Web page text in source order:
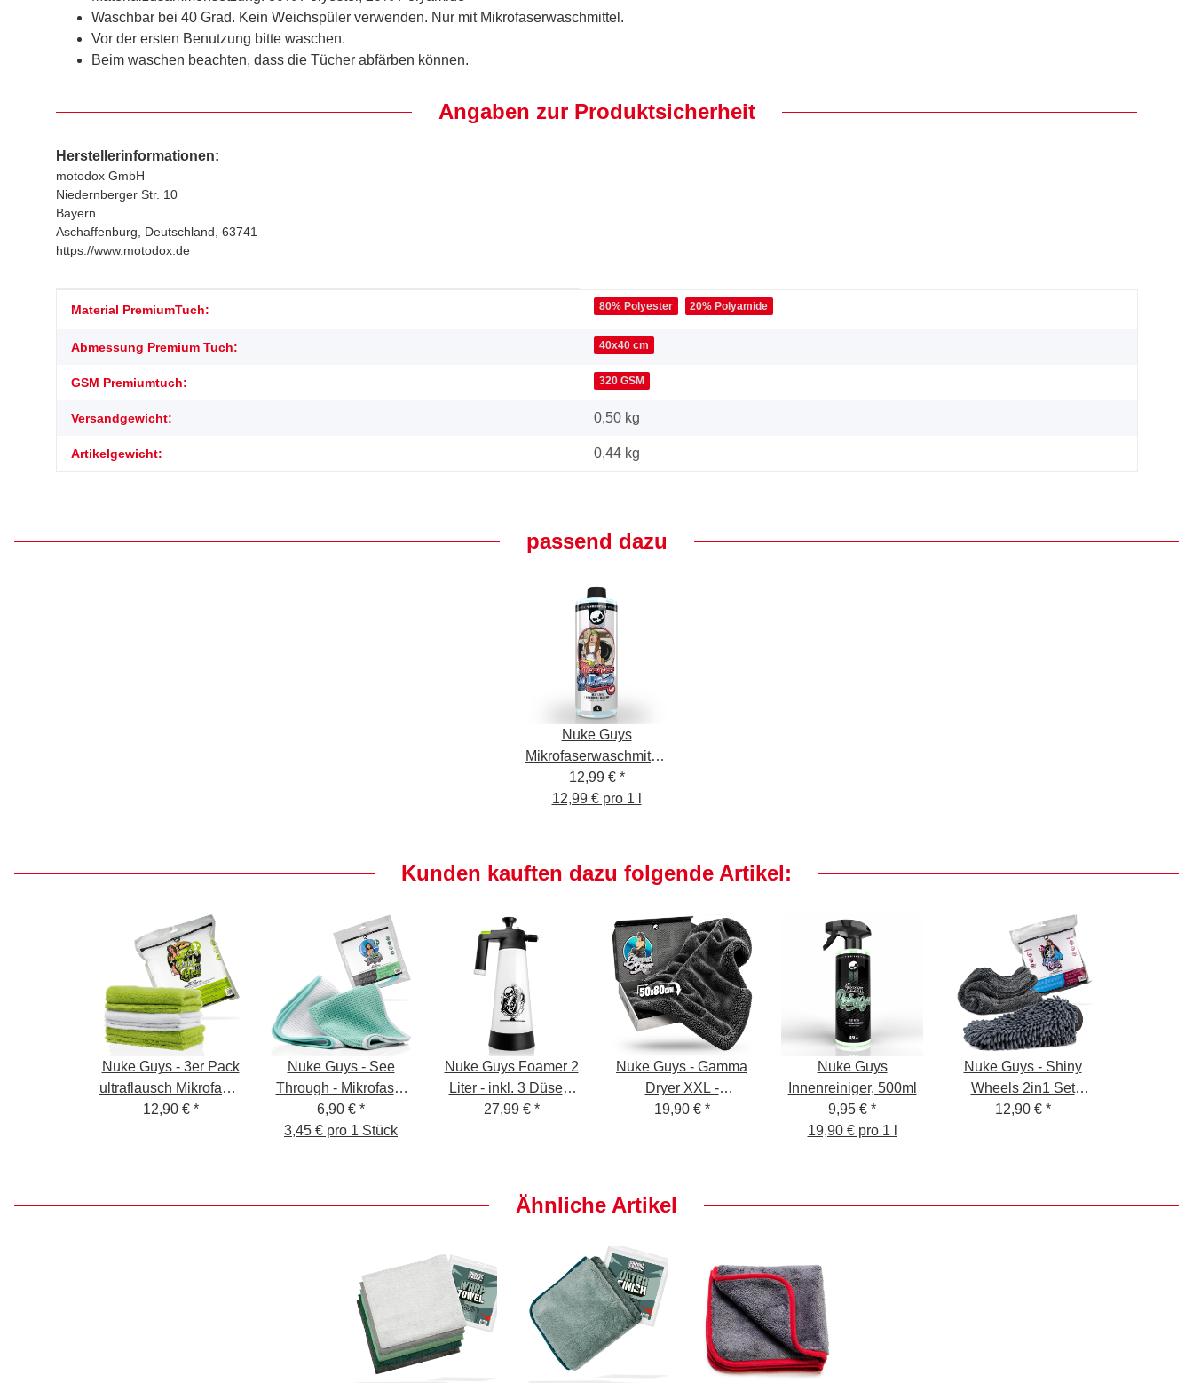
Waschbar bei 40 Grad. Kein Weichspüler verwenden. Nur mit Mikrofaserwaschmittel.
Vor der ersten Benutzung bitte waschen.
Beim waschen beachten, dass die Tücher abfärben können.
Angaben zur Produktsicherheit
Herstellerinformationen:
motodox GmbH
Niedernberger Str. 10
Bayern
Aschaffenburg, Deutschland, 63741
https://www.motodox.de
Produkteigenschaft
Wert
Material PremiumTuch: 80% Polyester 20% Polyamide
Abmessung Premium Tuch: 40x40 cm
GSM Premiumtuch: 320 GSM
Versandgewicht: 0,50 kg
Artikelgewicht: 0,44 kg
passend dazu
Nuke Guys
Mikrofaserwaschmittel,
1L
12,99 € *
12,99 € pro 1 l
Kunden kauften dazu folgende Artikel:
Nuke Guys - 3er Pack
ultraflausch Mikrofaser
- Quick'n'Gloss -
12,90 € *
Nuke Guys - See
Through - Mikrofaser
Waffeltuch - 450 GSM,
35x35cm - mint/weiß -
6,90 € *
3,45 € pro 1 Stück
Nuke Guys Foamer 2
Liter - inkl. 3 Düsen,
Silikonöl und
27,99 € *
Nuke Guys - Gamma
Dryer XXL -
Mikrofaser
19,90 € *
Nuke Guys
Innenreiniger, 500ml
9,95 € *
19,90 € pro 1 l
Nuke Guys - Shiny
Wheels 2in1 Set
Waschen + Trocknen -
12,90 € *
Ähnliche Artikel